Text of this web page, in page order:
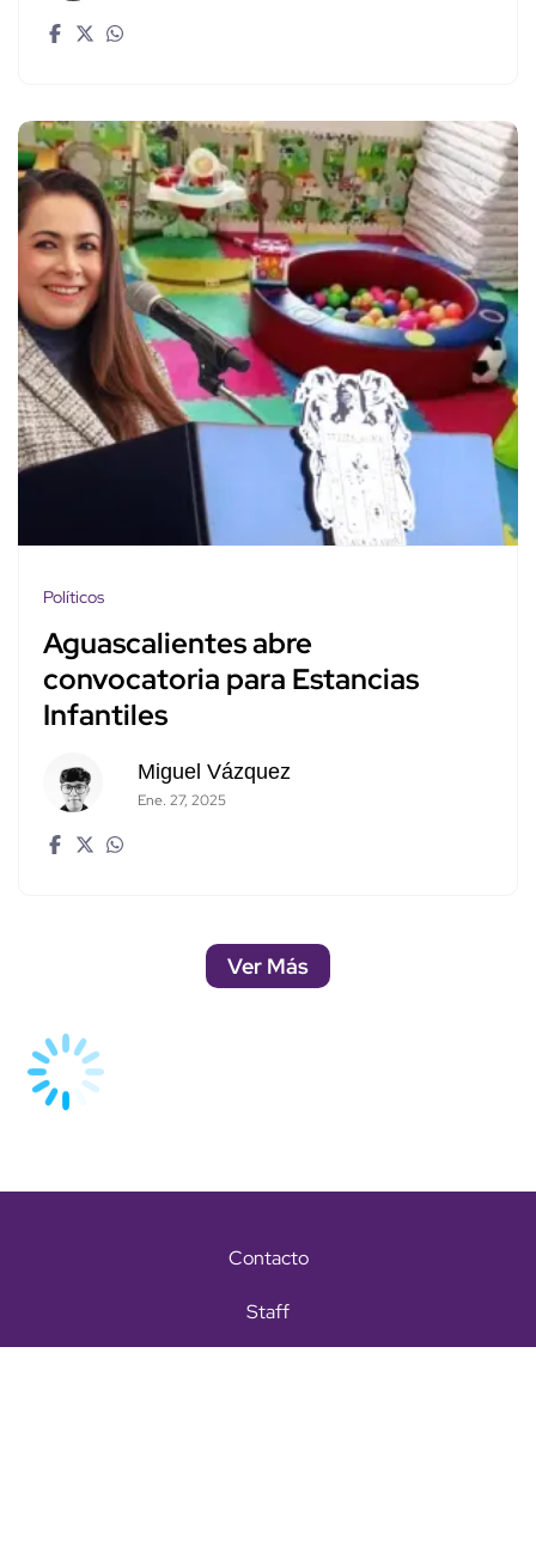
Políticos
Aguascalientes abre
convocatoria para Estancias
Infantiles
Miguel Vázquez
Ene. 27, 2025
Ver Más
Contacto
Staff